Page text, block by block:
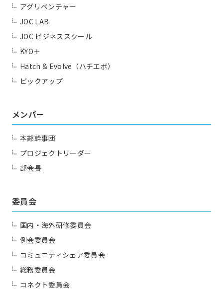
アグリベンチャー
JOC LAB
JOC ビジネススクール
KYO＋
Hatch & Evolve（ハチエボ）
ピックアップ
メンバー
本部幹事団
プロジェクトリーダー
部会長
委員会
国内・海外研修委員会
例会委員会
コミュニティシェア委員会
総務委員会
コネクト委員会